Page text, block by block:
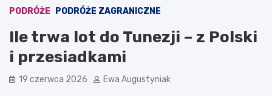
PODRÓŻE PODRÓŻE ZAGRANICZNE
Ile trwa lot do Tunezji – z Polski
i przesiadkami
19 czerwca 2026 Ewa Augustyniak